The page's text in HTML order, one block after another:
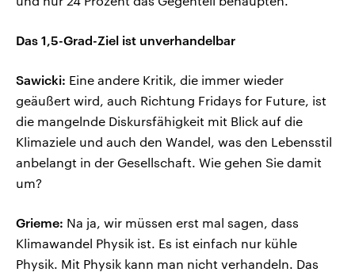
Das 1,5-Grad-Ziel ist unverhandelbar
Sawicki: Eine andere Kritik, die immer wieder
geäußert wird, auch Richtung Fridays for Future, ist
die mangelnde Diskursfähigkeit mit Blick auf die
Klimaziele und auch den Wandel, was den Lebensstil
anbelangt in der Gesellschaft. Wie gehen Sie damit
um?
Grieme: Na ja, wir müssen erst mal sagen, dass
Klimawandel Physik ist. Es ist einfach nur kühle
Physik. Mit Physik kann man nicht verhandeln. Das